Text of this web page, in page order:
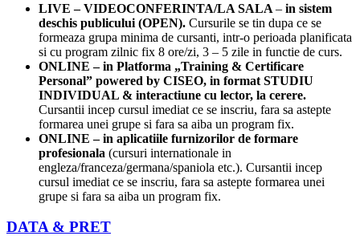
LIVE – VIDEOCONFERINTA/LA SALA – in sistem
deschis publicului (OPEN). Cursurile se tin dupa ce se
formeaza grupa minima de cursanti, intr-o perioada planificata
si cu program zilnic fix 8 ore/zi, 3 – 5 zile in functie de curs.
ONLINE – in Platforma „Training & Certificare
Personal” powered by CISEO, in format STUDIU
INDIVIDUAL & interactiune cu lector, la cerere.
Cursantii incep cursul imediat ce se inscriu, fara sa astepte
formarea unei grupe si fara sa aiba un program fix.
ONLINE – in aplicatiile furnizorilor de formare
profesionala (cursuri internationale in
engleza/franceza/germana/spaniola etc.). Cursantii incep
cursul imediat ce se inscriu, fara sa astepte formarea unei
grupe si fara sa aiba un program fix.
DATA & PRET